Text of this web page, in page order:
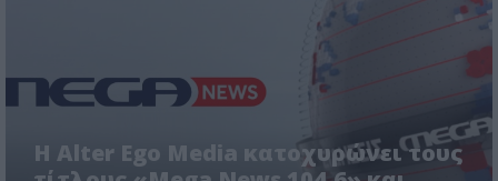
Η Alter Ego Media κατοχυρώνει τους